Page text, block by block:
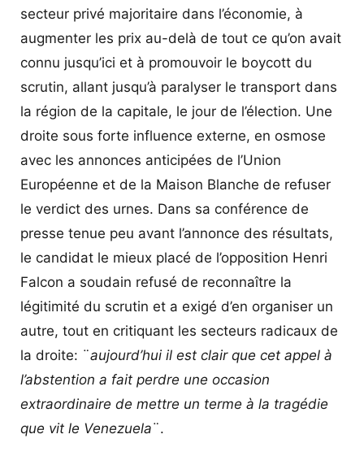
secteur privé majoritaire dans l’économie, à
augmenter les prix au-delà de tout ce qu’on avait
connu jusqu’ici et à promouvoir le boycott du
scrutin, allant jusqu’à paralyser le transport dans
la région de la capitale, le jour de l’élection. Une
droite sous forte influence externe, en osmose
avec les annonces anticipées de l’Union
Européenne et de la Maison Blanche de refuser
le verdict des urnes. Dans sa conférence de
presse tenue peu avant l’annonce des résultats,
le candidat le mieux placé de l’opposition Henri
Falcon a soudain refusé de reconnaître la
légitimité du scrutin et a exigé d’en organiser un
autre, tout en critiquant les secteurs radicaux de
la droite: ¨aujourd’hui il est clair que cet appel à
l’abstention a fait perdre une occasion
extraordinaire de mettre un terme à la tragédie
que vit le Venezuela¨.